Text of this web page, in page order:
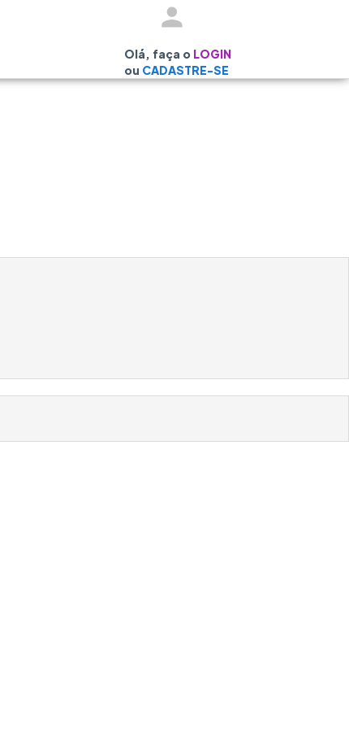
Olá, faça o LOGIN
ou CADASTRE-SE